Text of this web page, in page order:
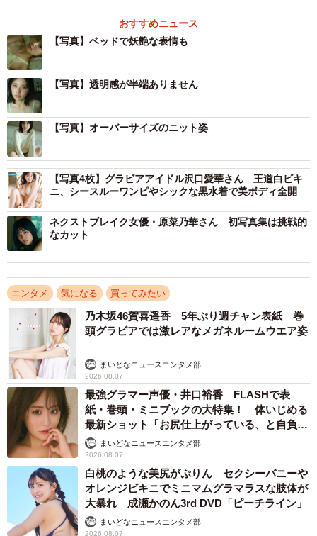
「加藤小夏ファースト写真集（仮）」（東京ニュース通信社刊） 撮影／
細居幸次郎
加藤さんは「いつか紙で写真集を出せるなら、どんなもの
がいいだろう、どんな人と作りたいだろう、と頭の中で想
像してきたイメージを超えるものが、皆様のもとにお届け
できることになりました。24歳になった日、初めての海
外、台湾」とコメントしています。
おすすめニュース
【写真】ベッドで妖艶な表情も
【写真】透明感が半端ありません
【写真】オーバーサイズのニット姿
【写真4枚】グラビアアイドル沢口愛華さん 王道白ビキ
ニ、シースルーワンピやシックな黒水着で美ボディ全開
ネクストブレイク女優・原菜乃華さん 初写真集は挑戦的
なカット
エンタメ 気になる 買ってみたい
乃木坂46賀喜遥香 5年ぶり週チャン表紙 巻
頭グラビアでは激レアなメガネルームウエア姿
まいどなニュースエンタメ部
2026.08.07
最強グラマー声優・井口裕香 FLASHで表
紙・巻頭・ミニブックの大特集！ 体いじめる
最新ショット「お尻仕上がっている、と自負し
ています」「いくつになっても理想の身体でい
たい」
まいどなニュースエンタメ部
2026.08.07
白桃のような美尻がぷりん セクシーバニーや
オレンジビキニでミニマムグラマラスな肢体が
大暴れ 成瀬かのん3rd DVD「ピーチライン」
まいどなニュースエンタメ部
2026.08.07